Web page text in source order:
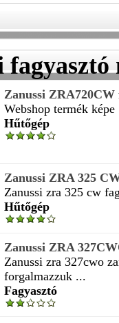
Zanussi
Webshop termék
Hűtőgép
Zanussi ZRA 325
Zanussi zra 325 cw
Hűtőgép
Zanussi ZRA
Zanussi zra 327cwo
forgalmazzuk ...
Fagyasztó